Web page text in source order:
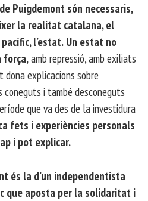
Puigdemont són necessaris,
la realitat catalana, el
l’estat. Un estat no
força,amb repressió, amb exiliats
dona explicacions sobre
coneguts i també desconeguts
que va des de la investidura
fets i experiències personals
i pot explicar.
és la d’un independentista
que aposta per la solidaritat i